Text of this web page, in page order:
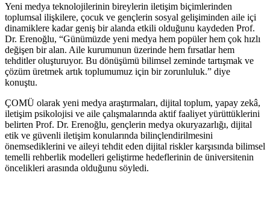
Yeni medya teknolojilerinin bireylerin iletişim biçimlerinden
toplumsal ilişkilere, çocuk ve gençlerin sosyal gelişiminden aile içi
dinamiklere kadar geniş bir alanda etkili olduğunu kaydeden Prof.
Dr. Erenoğlu, “Günümüzde yeni medya hem popüler hem çok hızlı
değişen bir alan. Aile kurumunun üzerinde hem fırsatlar hem
tehditler oluşturuyor. Bu dönüşümü bilimsel zeminde tartışmak ve
çözüm üretmek artık toplumumuz için bir zorunluluk.” diye
konuştu.
ÇOMÜ olarak yeni medya araştırmaları, dijital toplum, yapay zekâ,
iletişim psikolojisi ve aile çalışmalarında aktif faaliyet yürüttüklerini
belirten Prof. Dr. Erenoğlu, gençlerin medya okuryazarlığı, dijital
etik ve güvenli iletişim konularında bilinçlendirilmesini
önemsediklerini ve aileyi tehdit eden dijital riskler karşısında bilimsel
temelli rehberlik modelleri geliştirme hedeflerinin de üniversitenin
öncelikleri arasında olduğunu söyledi.